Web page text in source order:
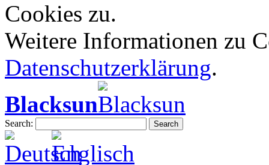
Cookies zu.
Weitere Informationen zu
Datenschutzerklärung.
Blacksun
Search: Search